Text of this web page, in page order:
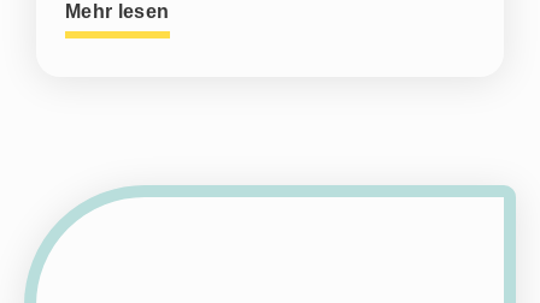
Mehr lesen